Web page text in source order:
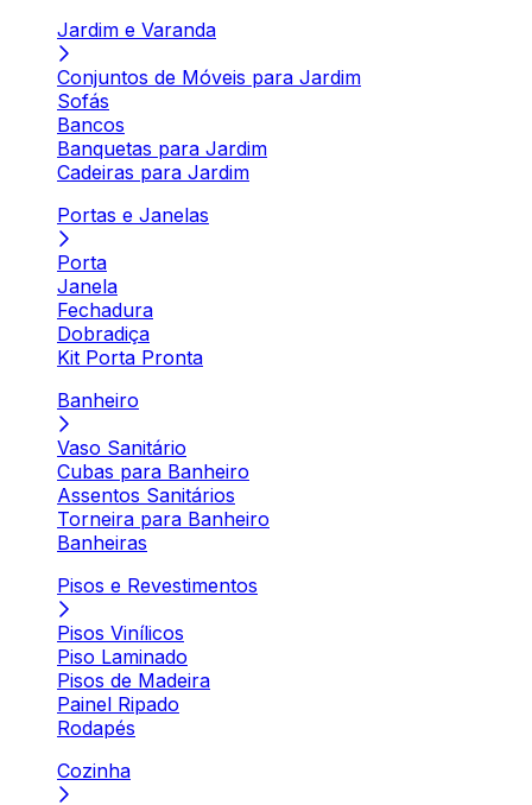
Jardim e Varanda
Conjuntos de Móveis para Jardim
Sofás
Bancos
Banquetas para Jardim
Cadeiras para Jardim
Portas e Janelas
Porta
Janela
Fechadura
Dobradiça
Kit Porta Pronta
Banheiro
Vaso Sanitário
Cubas para Banheiro
Assentos Sanitários
Torneira para Banheiro
Banheiras
Pisos e Revestimentos
Pisos Vinílicos
Piso Laminado
Pisos de Madeira
Painel Ripado
Rodapés
Cozinha